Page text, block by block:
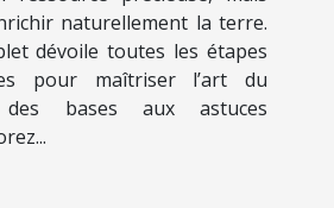
naturellement la terre.
dévoile toutes les étapes
pour maîtriser l’art du
des bases aux astuces